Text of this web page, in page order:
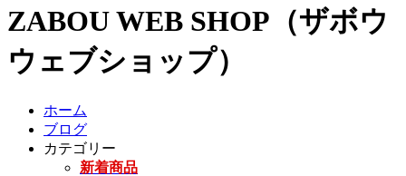
ZABOU WEB SHOP（ザボウ
ウェブショップ）
ホーム
ブログ
カテゴリー
新着商品